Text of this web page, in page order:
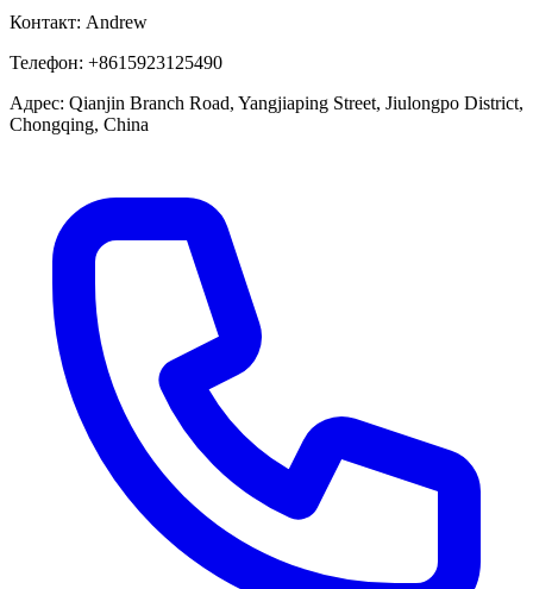
Контакт: Andrew
Телефон: +8615923125490
Адрес: Qianjin Branch Road, Yangjiaping Street, Jiulongpo District,
Chongqing, China